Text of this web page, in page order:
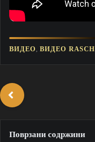
ВИДЕО ВИДЕО RASCH
Поврзани содржини